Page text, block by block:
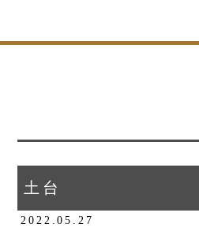
土台
2022.05.27